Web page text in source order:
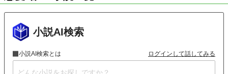
小説AI検索
小説AI検索とは ログインして話してみる